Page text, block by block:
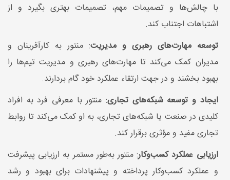
با چالش‌ها و تصمیمات مهم، تصمیمات بهتری بگیرد و از
اشتباهات اجتناب کند.
توسعه مهارت‌های رهبری و مدیریت: منتور به کارآفرینان و
مدیران کمک می‌کند تا مهارت‌های رهبری و مدیریت تیم‌ها را
بهبود بخشند و در جهت ارتقاء عملکرد خود گام بردارند.
ایجاد و توسعه شبکه‌های تجاری: منتور با معرفی فرد به افراد
کلیدی در صنعت یا شبکه‌های تجاری، به او کمک می‌کند تا روابط
تجاری مفید و مؤثری برقرار کند.
ارزیابی عملکرد کسب‌وکار: منتور به‌طور مستمر به ارزیابی پیشرفت
و عملکرد کسب‌وکار پرداخته و پیشنهادات برای بهبود و رشد